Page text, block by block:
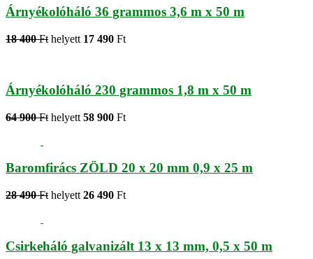
Árnyékolóháló 36 grammos 3,6 m x 50 m
18 400 Ft helyett 17 490 Ft
Árnyékolóháló 230 grammos 1,8 m x 50 m
64 900 Ft helyett 58 900 Ft
Baromfirács ZÖLD 20 x 20 mm 0,9 x 25 m
28 490 Ft helyett 26 490 Ft
Csirkeháló galvanizált 13 x 13 mm, 0,5 x 50 m